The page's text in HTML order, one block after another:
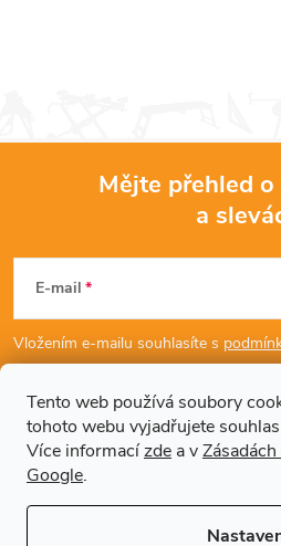
Tento web používá soubory
tohoto webu vyjadřujete
Více informacízde a v
Google.
p
Mějte přehled
a
E-mail
Vložením e-mailu souhlasíte s
Dodatečné informace